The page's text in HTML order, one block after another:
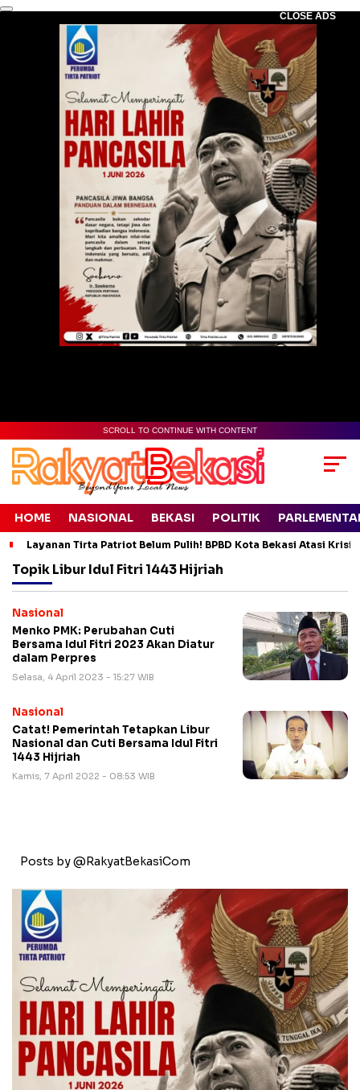
CLOSE ADS
SCROLL TO CONTINUE WITH CONTENT
HOME NASIONAL BEKASI POLITIK
Layanan Tirta Patriot Belum Pulih! BPBD Kota Bekasi Atasi
Topik Libur Idul Fitri 1443 Hijriah
Nasional
Menko PMK: Perubahan Cuti
Bersama Idul Fitri 2023 Akan Diatur
dalam Perpres
Selasa, 4 April 2023 - 15:27 WIB
Nasional
Catat! Pemerintah Tetapkan Libur
Nasional dan Cuti Bersama Idul Fitri
1443 Hijriah
Kamis, 7 April 2022 - 08:53 WIB
Posts by @RakyatBekasiCom